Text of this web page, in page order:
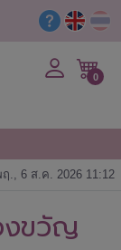
0
., 6 ส.ค. 2026 11:12
งขวัญ